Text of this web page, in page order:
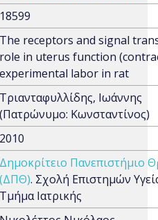
18599
The receptors and signal
role in uterus function
experimental labor in rat
Τριανταφυλλίδης, Ιωάννης
(Πατρώνυμο: Κωνσταντίνος)
2010
Δημοκρίτειο Πανεπιστήμιο
(ΔΠΘ). Σχολή Επιστημών
Τμήμα Ιατρικής